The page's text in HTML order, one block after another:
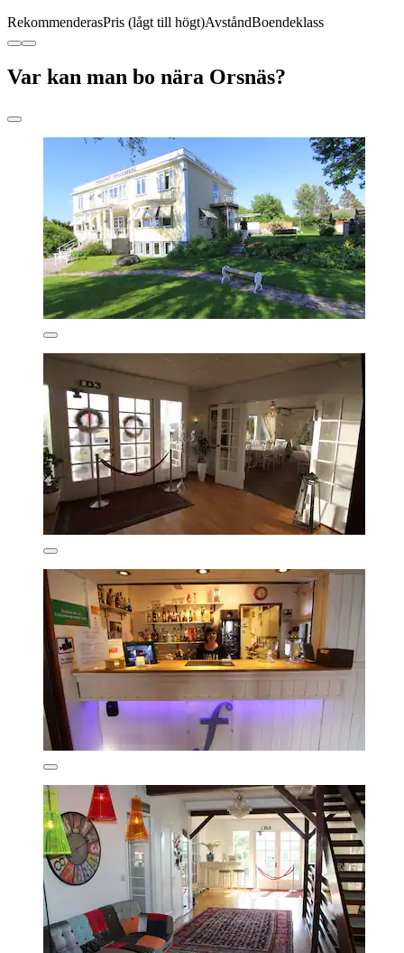
RekommenderasPris (lågt till högt)AvståndBoendeklass
Var kan man bo nära Orsnäs?